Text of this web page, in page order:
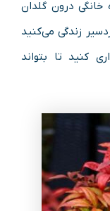
درون گلدان
زندگی می‌کنید
کنید تا بتواند